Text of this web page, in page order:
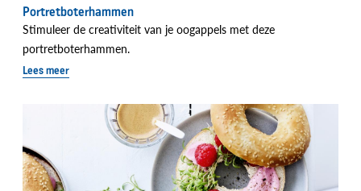
Portretboterhammen
Stimuleer de creativiteit van je oogappels met deze
portretboterhammen.
Lees meer